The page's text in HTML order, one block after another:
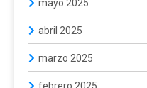
mayo 2025
abril 2025
marzo 2025
febrero 2025